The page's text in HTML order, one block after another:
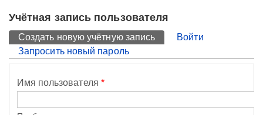
Учётная запись пользователя
Главные вкладки
Создать новую учётную запись (активная вкладка)
Войти
Запросить новый пароль
Имя пользователя *